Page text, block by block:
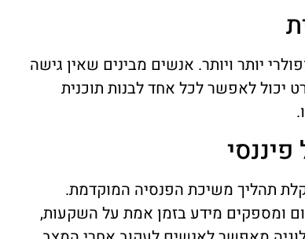
יותר ויותר. אנשים מבינים שאין גישה
יכול לאפשר לכל אחד לבנות תוכנית
תהליך משיכת הפנסיה המוקדמת.
ומספקים מידע בזמן אמת על השקעות,